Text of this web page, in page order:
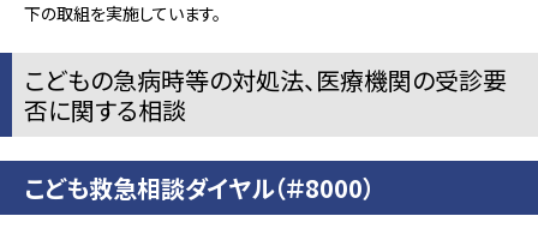
下の取組を実施しています。
こどもの急病時等の対処法、医療機関の受診要
否に関する相談
こども救急相談ダイヤル（＃8000）